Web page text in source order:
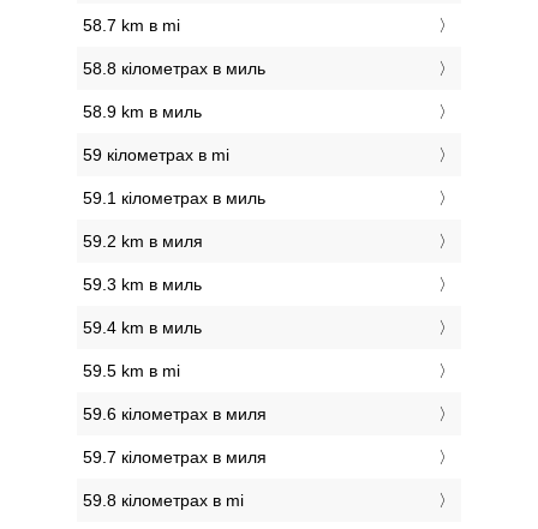
58.7 km в mi
58.8 кілометрах в миль
58.9 km в миль
59 кілометрах в mi
59.1 кілометрах в миль
59.2 km в миля
59.3 km в миль
59.4 km в миль
59.5 km в mi
59.6 кілометрах в миля
59.7 кілометрах в миля
59.8 кілометрах в mi